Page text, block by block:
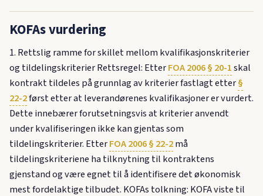
KOFAs vurdering
1. Rettslig ramme for skillet mellom kvalifikasjonskriterier
og tildelingskriterier Rettsregel: EtterFOA 2006 § 20-1skal
kontrakt tildeles på grunnlag av kriterier fastlagt etter§
22-2først etter at leverandørenes kvalifikasjoner er vurdert.
Dette innebærer forutsetningsvis at kriterier anvendt
under kvalifiseringen ikke kan gjentas som
tildelingskriterier. EtterFOA 2006 § 22-2må
tildelingskriteriene ha tilknytning til kontraktens
gjenstand og være egnet til å identifisere det økonomisk
mest fordelaktige tilbudet. KOFAs tolkning: KOFA viste til